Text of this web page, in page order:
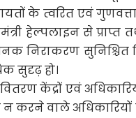
के त्वरित एवं
हेल्पलाइन से
निराकरण सुनिश्चित
सुदृढ़ हो।
केंद्रों एवं
न करने वाले